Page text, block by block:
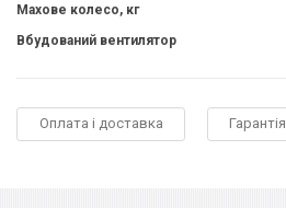
Махове колесо, кг
Вбудований вентилятор
Оплата і доставка Гарантія